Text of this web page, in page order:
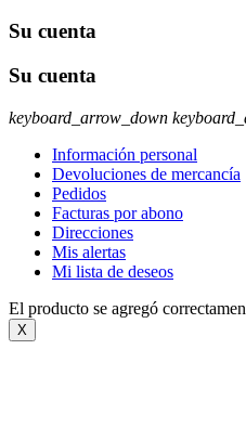
Su cuenta
Su cuenta
keyboard_arrow_down
Información personal
Devoluciones de mercancía
Pedidos
Facturas por abono
Direcciones
Mis alertas
Mi lista de deseos
El producto se agregó
X